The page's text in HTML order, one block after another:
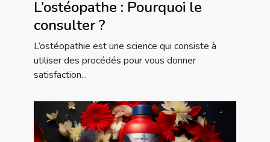
L’ostéopathe : Pourquoi le
consulter ?
L’ostéopathie est une science qui consiste à
utiliser des procédés pour vous donner
satisfaction...